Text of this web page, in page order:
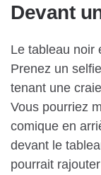
Devant
Le tableau noir
Prenez un
tenant une
Vous pourriez
comique en
devant le
pourrait